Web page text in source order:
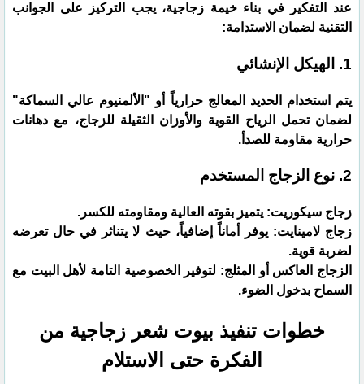
​عند التفكير في بناء خيمة زجاجية، يجب التركيز على الجوانب
التقنية لضمان الاستدامة:
​1. الهيكل الإنشائي
​يتم استخدام الحديد المعالج حرارياً أو "الألمنيوم عالي السماكة"
لضمان تحمل الرياح القوية والأوزان الثقيلة للزجاج، مع دهانات
حرارية مقاومة للصدأ.
​2. نوع الزجاج المستخدم
​زجاج سيكوريت: يتميز بقوته العالية ومقاومته للكسر.
​زجاج لامينايت: يوفر أماناً إضافياً، حيث لا يتناثر في حال تعرضه
لضربة قوية.
​الزجاج العاكس أو المثلج: لتوفير الخصوصية التامة لأهل البيت مع
السماح بدخول الضوء.
​خطوات تنفيذ بيوت شعر زجاجية من
الفكرة حتى الاستلام